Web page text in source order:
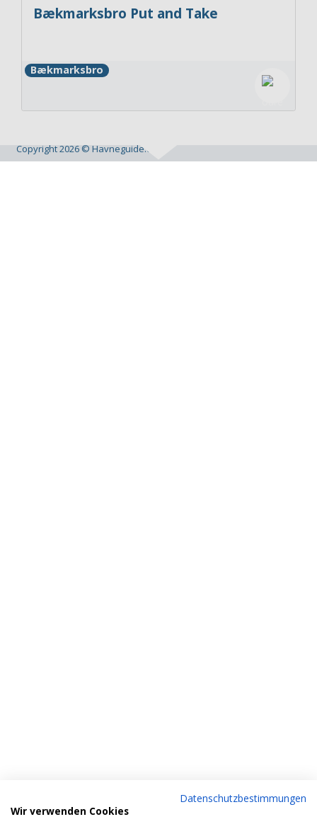
Bækmarksbro Put and Take
Bækmarksbro
Copyright 2026 © Havneguide.dk
Datenschutzbestimmungen
Wir verwenden Cookies